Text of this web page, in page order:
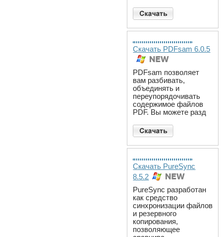
Скачать PDFsam 6.0.5
PDFsam позволяет
вам разбивать,
объединять и
переупорядочивать
содержимое файлов
PDF. Вы можете разд
Скачать PureSync
8.5.2
PureSync разработан
как средство
синхронизации файлов
и резервного
копирования,
позволяющее